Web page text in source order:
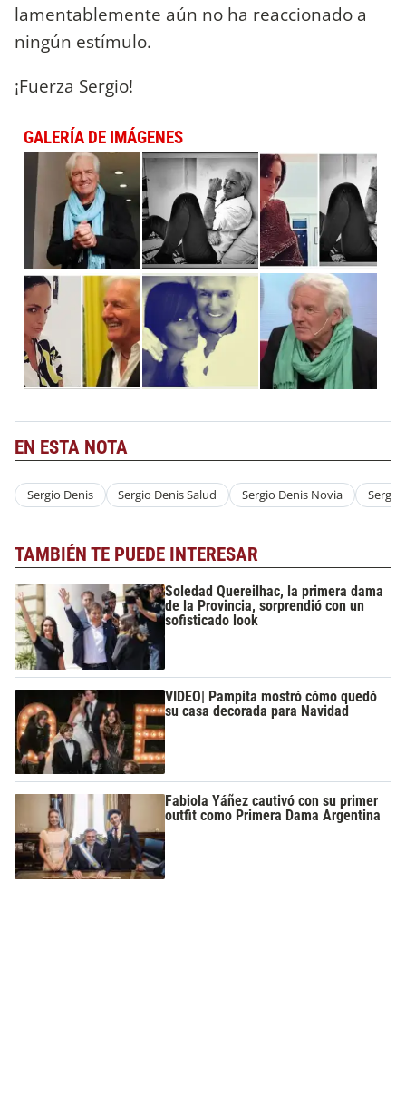
lamentablemente aún no ha reaccionado a
ningún estímulo.
¡Fuerza Sergio!
GALERÍA DE IMÁGENES
EN ESTA NOTA
Sergio Denis Sergio Denis Salud Sergio Denis Novia Sergio
TAMBIÉN TE PUEDE INTERESAR
Soledad Quereilhac, la primera dama
de la Provincia, sorprendió con un
sofisticado look
VIDEO| Pampita mostró cómo quedó
su casa decorada para Navidad
Fabiola Yáñez cautivó con su primer
outfit como Primera Dama Argentina